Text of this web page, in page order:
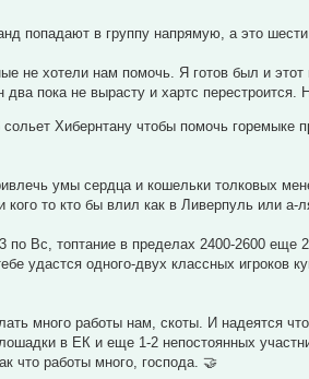
попадают в группу напрямую, а это
не хотели нам помочь. Я готов был и
пока не вырасту и хартс
Хибернтану чтобы помочь горемыке
умы сердца и кошельки толковых
то кто бы влил как в Ливерпуль или а-
Вс, топтание в пределах 2400-2600 еще
удастся одного-двух классных игроков
много работы нам, скоты. И надеятся
в ЕК и еще 1-2 непостоянных
что работы много, господа. 🤝